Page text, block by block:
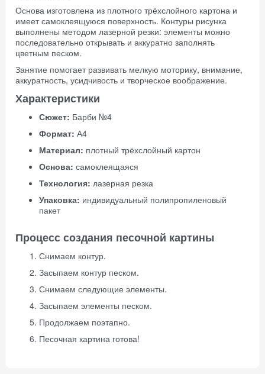
Основа изготовлена из плотного трёхслойного картона и
имеет самоклеящуюся поверхность. Контуры рисунка
выполнены методом лазерной резки: элементы можно
последовательно открывать и аккуратно заполнять
цветным песком.
Занятие помогает развивать мелкую моторику, внимание,
аккуратность, усидчивость и творческое воображение.
Характеристики
Сюжет: Барби №4
Формат: А4
Материал: плотный трёхслойный картон
Основа: самоклеящаяся
Технология: лазерная резка
Упаковка: индивидуальный полипропиленовый
пакет
Процесс создания песочной картины
Снимаем контур.
Засыпаем контур песком.
Снимаем следующие элементы.
Засыпаем элементы песком.
Продолжаем поэтапно.
Песочная картина готова!